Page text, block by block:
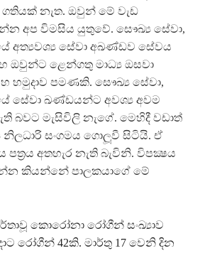
නැත. ඔවුන් මේ වැඩ
අප විමසිය යුතුවේ. සෞඛ්‍ය සේවා,
අත්‍යවශ්‍ය සේවා අඛණ්ඩව සේවය
ඔවුන්ට ළෙන්ගතු මාධ්‍ය ඔසවා
හමුදාව පමණකි. සෞඛ්‍ය සේවා,
සේවා ඛණ්ඩයන්ට අවශ්‍ය අවම
බවට මැසිවිලි නැගේ. මෙහිදී වඩාත්
සංගමය ගොලූවී සිටියි. ඒ
පත‍්‍රය අතහැර නැති බැවිනි. විපක්‍ෂය
කියන්නේ පාලකයාගේ මේ
කොරෝනා රෝගීන් සංඛ්‍යාව
රෝගීන් 42කි. මාර්තු 17 වෙනි දින